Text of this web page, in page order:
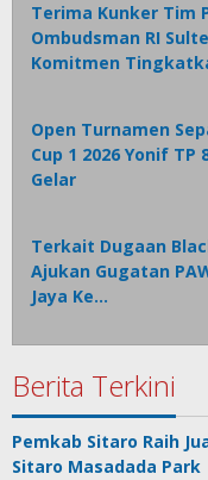
Terima Kunker Tim
Ombudsman RI
Komitmen
Open Turnamen
Cup 1 2026 Yonif TP
Gelar
Terkait Dugaan
Ajukan Gugatan
Jaya Ke…
Berita Terkini
Pemkab Sitaro Raih
Sitaro Masadada Park